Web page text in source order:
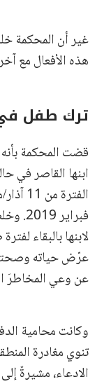
غير أن المحكمة
هذه الأفعال مع
ترك طفل
قضت المحكمة
ابنها القاصر في
لابنها بالبقاء
عرّض حياته
عن وعي المخاطرَ
وكانت محامية
تنوي مغادرة
الادعاء، مشيرةً